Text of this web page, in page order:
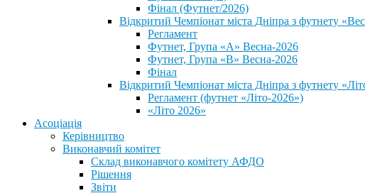
Фінал (Футнет/2026)
Відкритий Чемпіонат міста Дніпра з футнету
Регламент
Футнет, Група «А» Весна-2026
Футнет, Група «В» Весна-2026
Фінал
Відкритий Чемпіонат міста Дніпра з футнету
Регламент (футнет «Літо-2026»)
«Літо 2026»
Асоціація
Керівництво
Виконавчий комітет
Склад виконавчого комітету АФДО
Рішення
Звіти